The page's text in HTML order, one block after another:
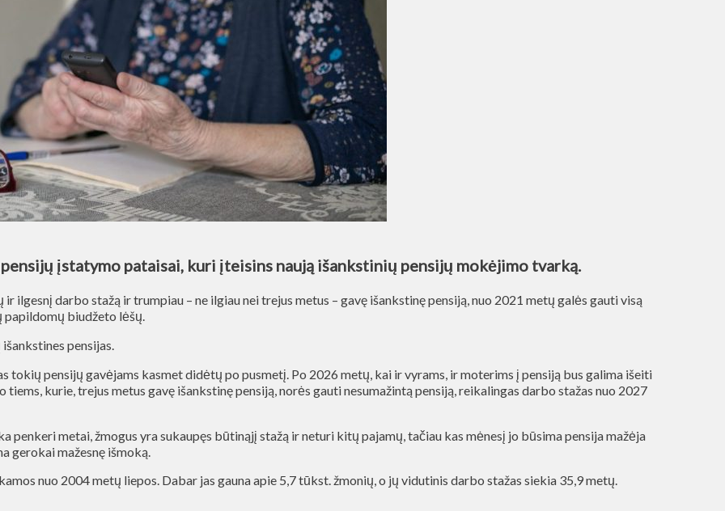
įstatymo pataisai, kuri įteisins naują išankstinių pensijų mokėjimo tvarką.
ilgesnį darbo stažą ir trumpiau – ne ilgiau nei trejus metus – gavę išankstinę pensiją, nuo 2021 metų galės gauti visą
papildomų biudžeto lėšų.
pensijas.
tokių pensijų gavėjams kasmet didėtų po pusmetį. Po 2026 metų, kai ir vyrams, ir moterims į pensiją bus galima išeiti
kurie, trejus metus gavę išankstinę pensiją, norės gauti nesumažintą pensiją, reikalingas darbo stažas nuo 2027
penkeri metai, žmogus yra sukaupęs būtinąjį stažą ir neturi kitų pajamų, tačiau kas mėnesį jo būsima pensija mažėja
gerokai mažesnę išmoką.
nuo 2004 metų liepos. Dabar jas gauna apie 5,7 tūkst. žmonių, o jų vidutinis darbo stažas siekia 35,9 metų.